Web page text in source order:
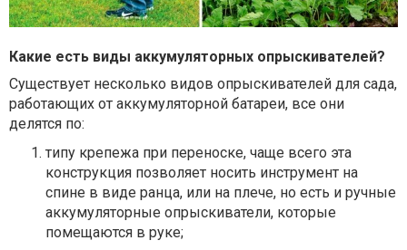
Какие есть виды аккумуляторных опрыскивателей?
Существует несколько видов опрыскивателей для сада,
работающих от аккумуляторной батареи, все они
делятся по:
типу крепежа при переноске, чаще всего эта
конструкция позволяет носить инструмент на
спине в виде ранца, или на плече, но есть и ручные
аккумуляторные опрыскиватели, которые
помещаются в руке;